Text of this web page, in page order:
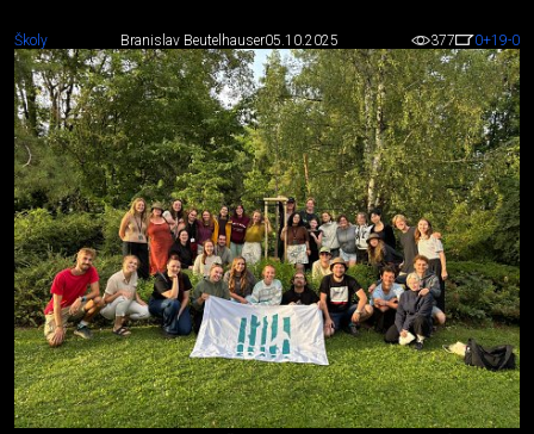
Školy Branislav Beutelhauser05.10.2025 377 0+19-0